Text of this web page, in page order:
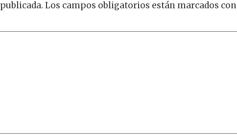
Los campos obligatorios están marcados con